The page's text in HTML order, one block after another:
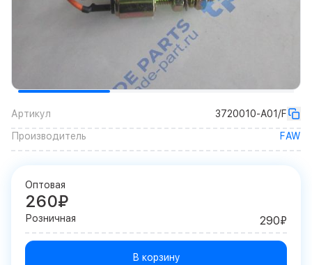
Артикул
3720010-A01/F
Производитель
FAW
Оптовая
260₽
Розничная 290₽
В корзину